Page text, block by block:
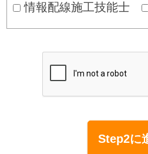
情報配線施工技能士